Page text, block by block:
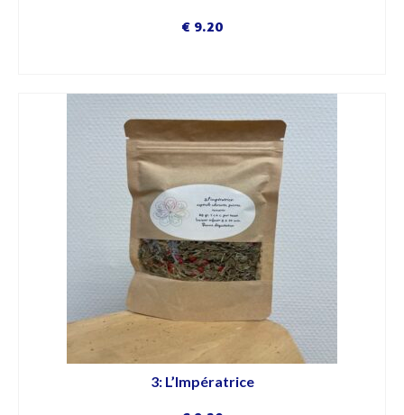
€9.20
3: L’Impératrice